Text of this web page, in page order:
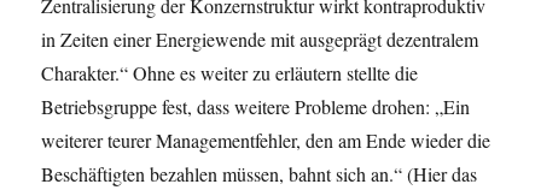
in Zeiten einer Energiewende mit ausgeprägt dezentralem
Charakter.“ Ohne es weiter zu erläutern stellte die
Betriebsgruppe fest, dass weitere Probleme drohen: „Ein
weiterer teurer Managementfehler, den am Ende wieder die
Beschäftigten bezahlen müssen, bahnt sich an.“ (Hier das